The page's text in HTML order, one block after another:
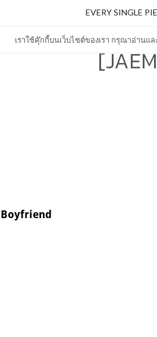
เราใช้คุ๊กกี้บนเว็บไซต์ของเรา กรุณาอ่านแ
EVERY SINGLE
Boyfriend